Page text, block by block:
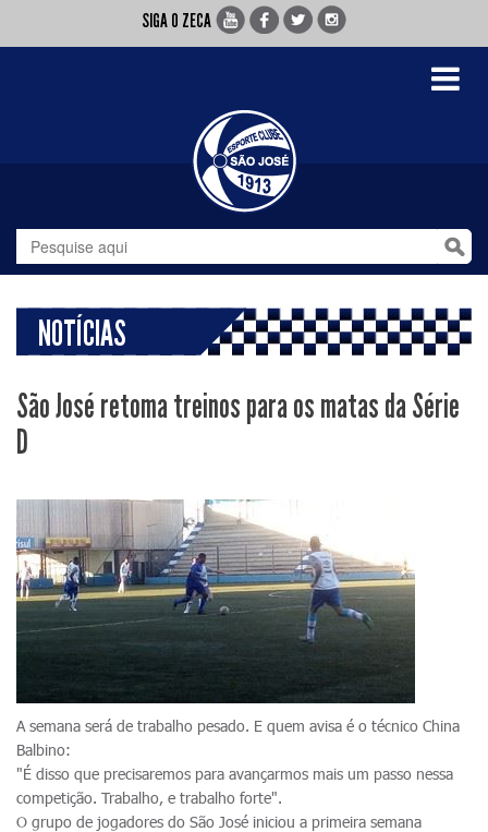
SIGA O ZECA
Toggle
NOTÍCIAS
São José retoma treinos para os matas da Série
D
A semana será de trabalho pesado. E quem avisa é o técnico China
Balbino:
"É disso que precisaremos para avançarmos mais um passo nessa
competição. Trabalho, e trabalho forte".
O grupo de jogadores do São José iniciou a primeira semana